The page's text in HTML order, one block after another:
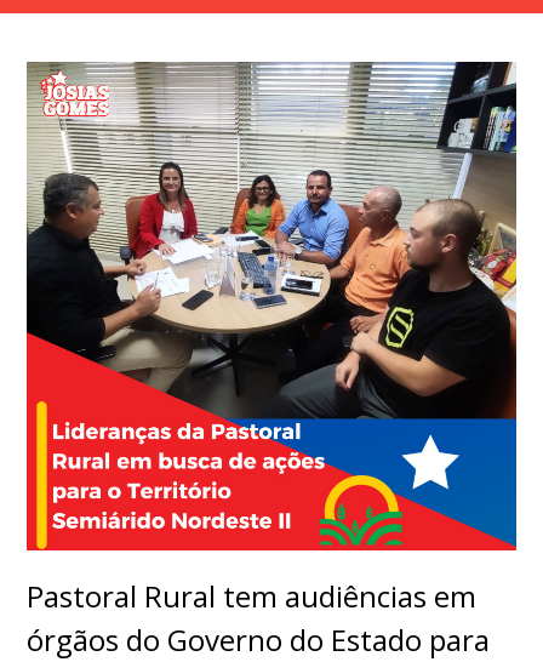
Pastoral Rural tem audiências em
órgãos do Governo do Estado para